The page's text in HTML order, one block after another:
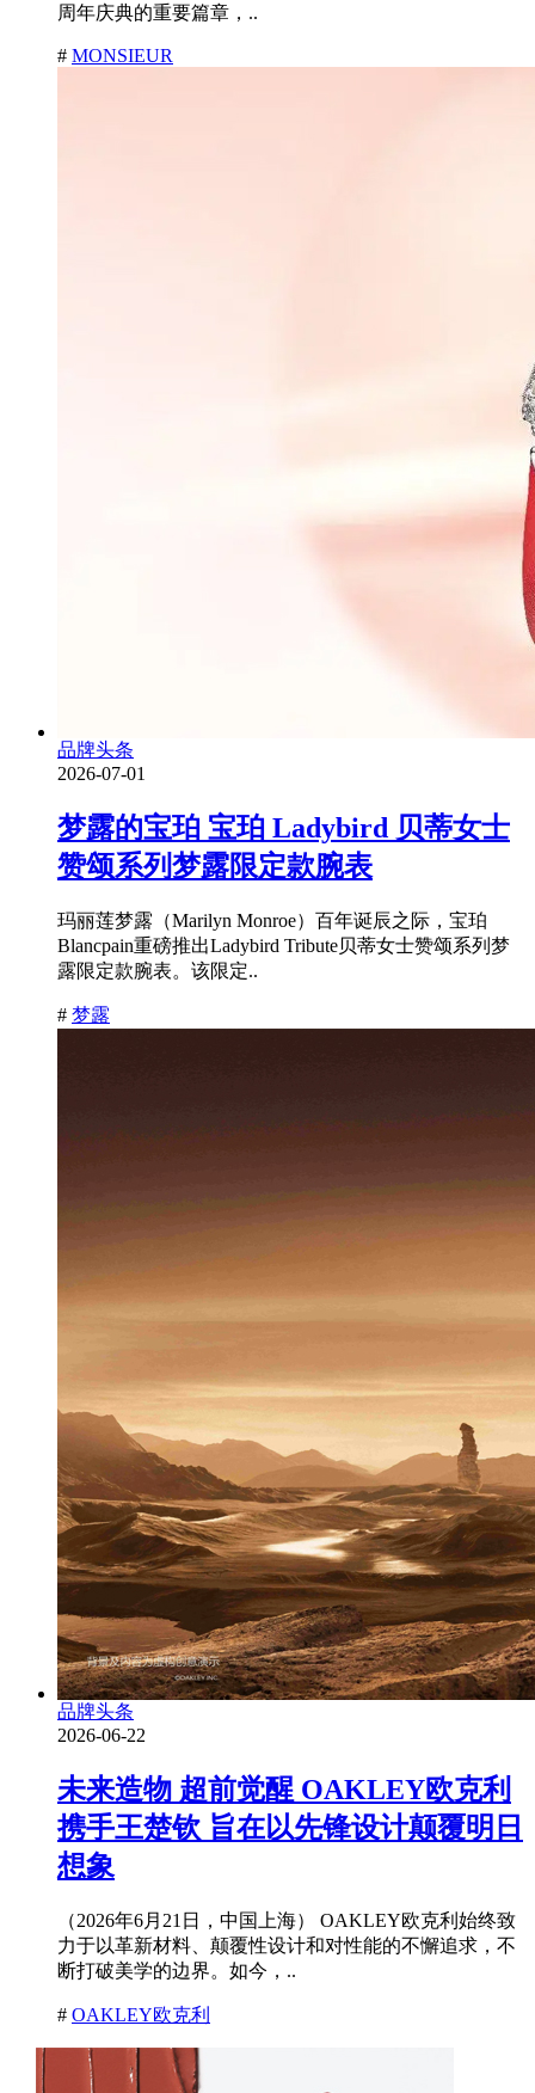
周年庆典的重要篇章，..
# MONSIEUR
品牌头条
2026-07-01
梦露的宝珀 宝珀 Ladybird 贝蒂女士
赞颂系列梦露限定款腕表
玛丽莲梦露（Marilyn Monroe）百年诞辰之际，宝珀
Blancpain重磅推出Ladybird Tribute贝蒂女士赞颂系列梦
露限定款腕表。该限定..
# 梦露
品牌头条
2026-06-22
未来造物 超前觉醒 OAKLEY欧克利
携手王楚钦 旨在以先锋设计颠覆明日
想象
（2026年6月21日，中国上海） OAKLEY欧克利始终致
力于以革新材料、颠覆性设计和对性能的不懈追求，不
断打破美学的边界。如今，..
# OAKLEY欧克利